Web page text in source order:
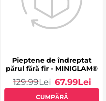
Pieptene de îndreptat
părul fără fir - MINIGLAM®
129.99Lei 67.99Lei
CUMPĂRĂ